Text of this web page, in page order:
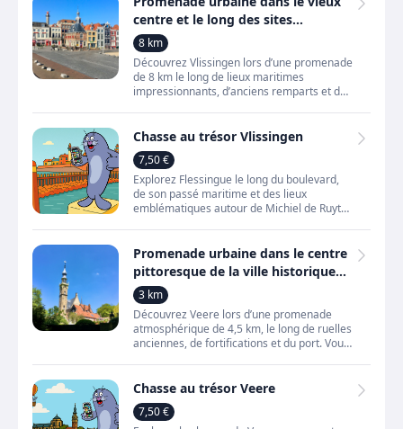
centre et le long des sites
maritimes emblématiques de
Flessingue
8 km
Découvrez Vlissingen lors d’une promenade
de 8 km le long de lieux maritimes
impressionnants, d’anciens remparts et de
Chasse au trésor Vlissingen
7,50 €
Explorez Flessingue le long du boulevard,
de son passé maritime et des lieux
emblématiques autour de Michiel de Ruyter.
Promenade urbaine dans le centre
pittoresque de la ville historique
de Veere
3 km
Découvrez Veere lors d’une promenade
atmosphérique de 4,5 km, le long de ruelles
anciennes, de fortifications et du port. Vous
Chasse au trésor Veere
7,50 €